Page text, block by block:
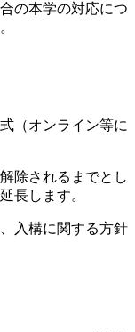
の本学の対応につ
（オンライン等に
除されるまでとし
長します。
入構に関する方針